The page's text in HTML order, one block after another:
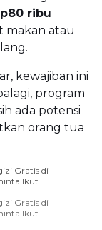
ribu
makan atau
kewajiban ini
program
ada potensi
orang tua
Gratis di
Ikut
Gratis di
Ikut